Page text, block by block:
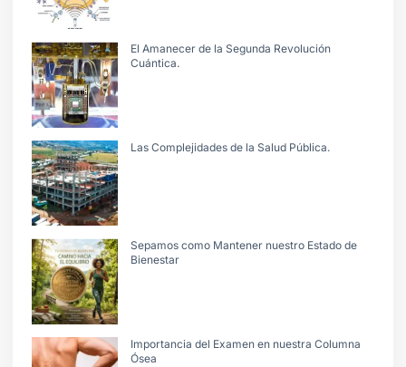
El Amanecer de la Segunda Revolución
Cuántica.
Las Complejidades de la Salud Pública.
Sepamos como Mantener nuestro Estado de
Bienestar
Importancia del Examen en nuestra Columna
Ósea